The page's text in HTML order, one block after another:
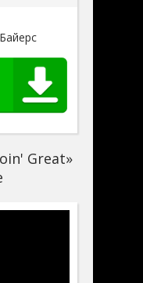
Great»